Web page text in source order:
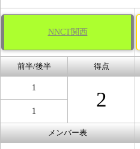
NNCT関西
前半/後半 得点
1
2
1
メンバー表